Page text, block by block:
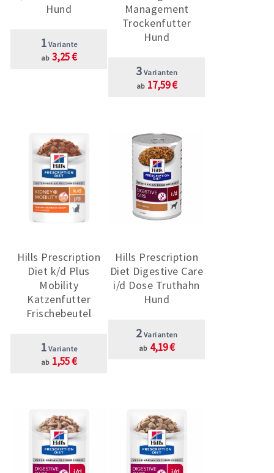
Hund
1 Variante
ab 3,25 €
Management
Trockenfutter
Hund
3 Varianten
ab 17,59 €
Hills Prescription
Diet k/d Plus
Mobility
Katzenfutter
Frischebeutel
1 Variante
ab 1,55 €
Hills Prescription
Diet Digestive Care
i/d Dose Truthahn
Hund
2 Varianten
ab 4,19 €